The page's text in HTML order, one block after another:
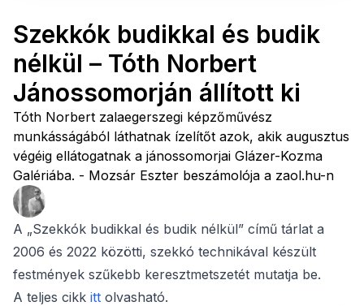
Szekkók budikkal és budik
nélkül – Tóth Norbert
Jánossomorján állított ki
Tóth Norbert zalaegerszegi képzőművész
munkásságából láthatnak ízelítőt azok, akik augusztus
végéig ellátogatnak a jánossomorjai Glázer-Kozma
Galériába. - Mozsár Eszter beszámolója a zaol.hu-n
A „Szekkók budikkal és budik nélkül” című tárlat a
2006 és 2022 közötti, szekkó technikával készült
festmények szűkebb keresztmetszetét mutatja be.
A teljes cikk itt olvasható.